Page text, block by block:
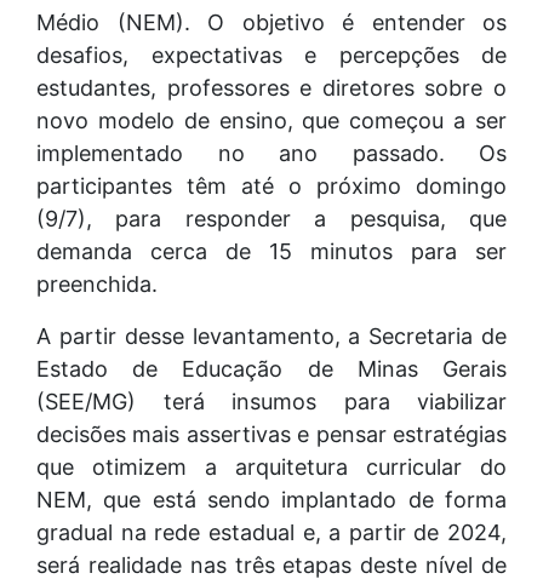
Médio (NEM). O objetivo é entender os
desafios, expectativas e percepções de
estudantes, professores e diretores sobre o
novo modelo de ensino, que começou a ser
implementado no ano passado. Os
participantes têm até o próximo domingo
(9/7), para responder a pesquisa, que
demanda cerca de 15 minutos para ser
preenchida.
A partir desse levantamento, a Secretaria de
Estado de Educação de Minas Gerais
(SEE/MG) terá insumos para viabilizar
decisões mais assertivas e pensar estratégias
que otimizem a arquitetura curricular do
NEM, que está sendo implantado de forma
gradual na rede estadual e, a partir de 2024,
será realidade nas três etapas deste nível de